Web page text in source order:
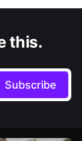
this.
Subscribe